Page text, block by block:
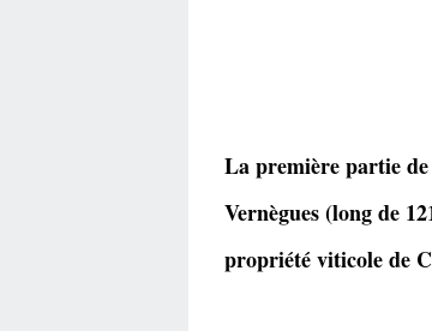
La première partie de
Vernègues (long de
propriété viticole de